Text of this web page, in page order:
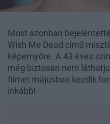
Most azonban
Wish Me Dead című
képernyőre. A 43 éves
még biztosan nem
filmet májusban kezdik
inkább!